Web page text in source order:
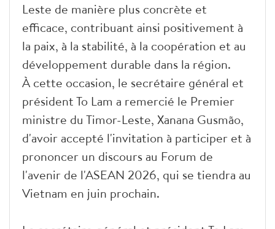
Leste de manière plus concrète et
efficace, contribuant ainsi positivement à
la paix, à la stabilité, à la coopération et au
développement durable dans la région.
À cette occasion, le secrétaire général et
président To Lam a remercié le Premier
ministre du Timor-Leste, Xanana Gusmão,
d'avoir accepté l'invitation à participer et à
prononcer un discours au Forum de
l'avenir de l'ASEAN 2026, qui se tiendra au
Vietnam en juin prochain.